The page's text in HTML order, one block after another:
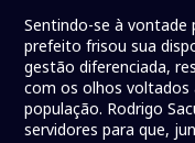
Sentindo-se à vontade
prefeito frisou sua
gestão diferenciada,
com os olhos
população. Rodrigo
servidores para que,